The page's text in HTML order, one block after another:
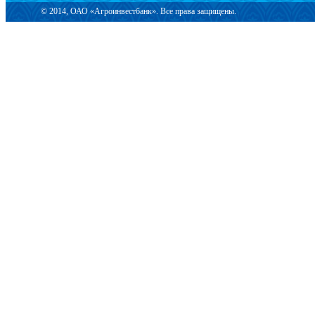
© 2014, ОАО «Агроинвестбанк». Все права защищены.